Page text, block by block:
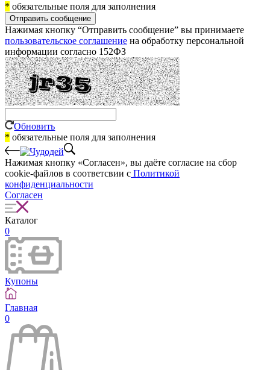
* обязательные поля для заполнения
Отправить сообщение
Нажимая кнопку “Отправить сообщение” вы принимаете
пользовательское соглашение на обработку персональной
информации согласно 152ФЗ
Обновить
* обязательные поля для заполнения
Нажимая кнопку «Согласен», вы даёте cогласие на сбор
cookie-файлов в соответсвии с Политикой
конфиденциальности
Согласен
Каталог
0
Купоны
Главная
0